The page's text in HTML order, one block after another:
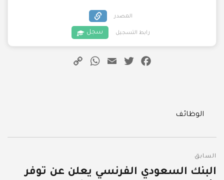
المصدر
رابط التسجيل سجل
Facebook
Twitter
Email
WhatsApp
Categories
الوظائف
المقالات
السابق
المقالة
البنك السعودي الفرنسي يعلن عن توفر